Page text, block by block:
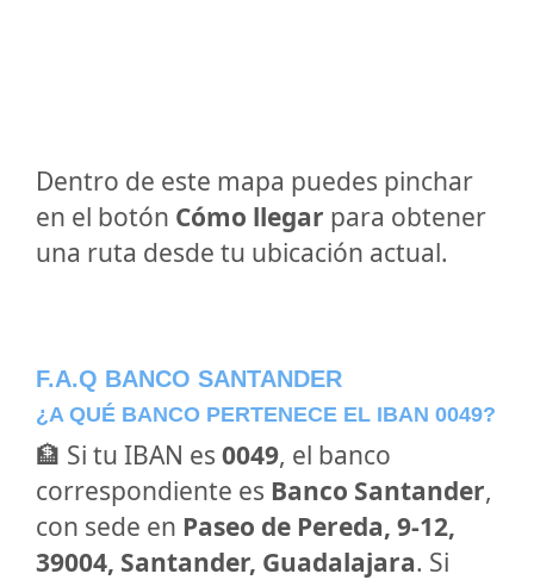
Dentro de este mapa puedes pinchar
en el botón Cómo llegar para obtener
una ruta desde tu ubicación actual.
F.A.Q BANCO SANTANDER
¿A QUÉ BANCO PERTENECE EL IBAN 0049?
🏦 Si tu IBAN es 0049, el banco
correspondiente es Banco Santander,
con sede en Paseo de Pereda, 9-12,
39004, Santander, Guadalajara. Si